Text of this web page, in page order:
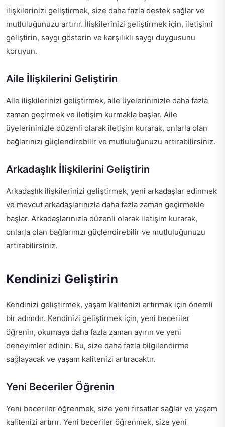
ilişkilerinizi geliştirmek, size daha fazla destek sağlar ve
mutluluğunuzu artırır. İlişkilerinizi geliştirmek için, iletişimi
geliştirin, saygı gösterin ve karşılıklı saygı duygusunu
koruyun.
Aile İlişkilerini Geliştirin
Aile ilişkilerinizi geliştirmek, aile üyelerininizle daha fazla
zaman geçirmek ve iletişim kurmakla başlar. Aile
üyelerininizle düzenli olarak iletişim kurarak, onlarla olan
bağlarınızı güçlendirebilir ve mutluluğunuzu artırabilirsiniz.
Arkadaşlık İlişkilerini Geliştirin
Arkadaşlık ilişkilerinizi geliştirmek, yeni arkadaşlar edinmek
ve mevcut arkadaşlarınızla daha fazla zaman geçirmekle
başlar. Arkadaşlarınızla düzenli olarak iletişim kurarak,
onlarla olan bağlarınızı güçlendirebilir ve mutluluğunuzu
artırabilirsiniz.
Kendinizi Geliştirin
Kendinizi geliştirmek, yaşam kalitenizi artırmak için önemli
bir adımdır. Kendinizi geliştirmek için, yeni beceriler
öğrenin, okumaya daha fazla zaman ayırın ve yeni
deneyimler edinin. Bu, size daha fazla bilgilendirme
sağlayacak ve yaşam kalitenizi artıracaktır.
Yeni Beceriler Öğrenin
Yeni beceriler öğrenmek, size yeni fırsatlar sağlar ve yaşam
kalitenizi artırır. Yeni beceriler öğrenmek, size yeni